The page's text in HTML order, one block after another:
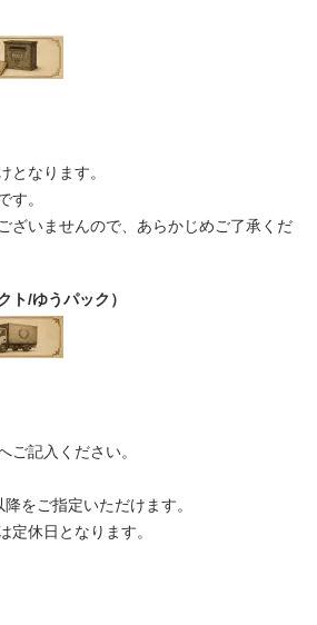
となります。
す。
ざいませんので、あらかじめご了承くだ
ト/ゆうパック）
ご記入ください。
をご指定いただけます。
休日となります。